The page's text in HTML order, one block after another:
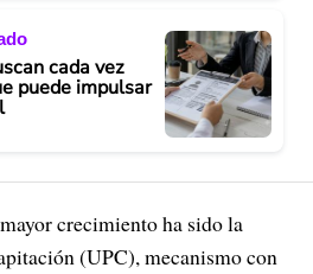
cada vez
puede impulsar
crecimiento ha sido la
(UPC), mecanismo con